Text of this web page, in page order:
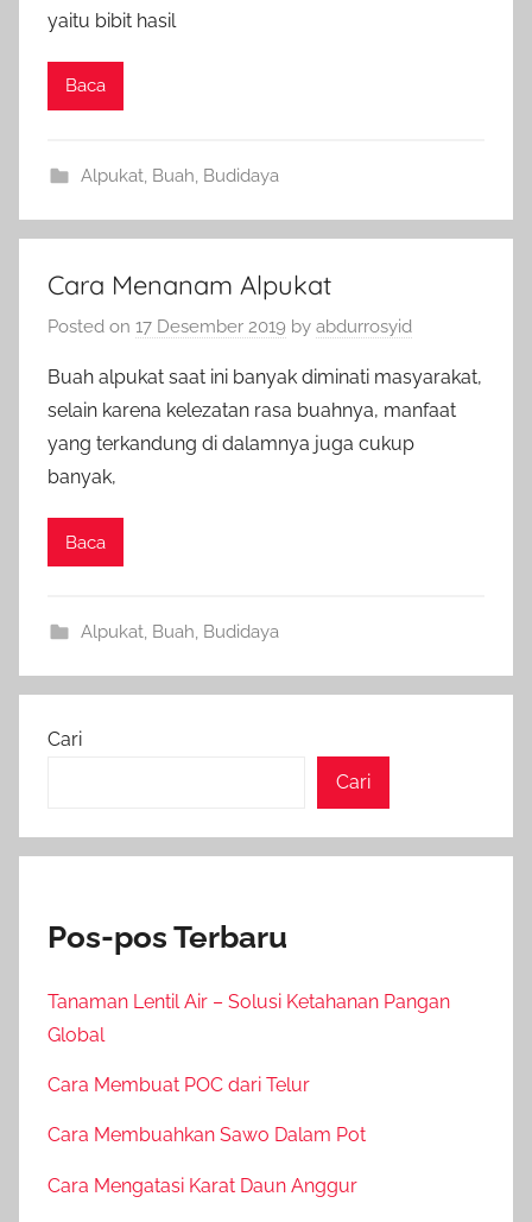
yaitu bibit hasil
Baca
Alpukat, Buah Budidaya
Cara Menanam Alpukat
Posted on 17 Desember 2019 by abdurrosyid
Buah alpukat saat ini banyak diminati masyarakat,
selain karena kelezatan rasa buahnya, manfaat
yang terkandung di dalamnya juga cukup
banyak,
Baca
Alpukat, Buah, Budidaya
Cari
Cari
Pos-pos Terbaru
Tanaman Lentil Air – Solusi Ketahanan Pangan
Global
Cara Membuat POC dari Telur
Cara Membuahkan Sawo Dalam Pot
Cara Mengatasi Karat Daun Anggur